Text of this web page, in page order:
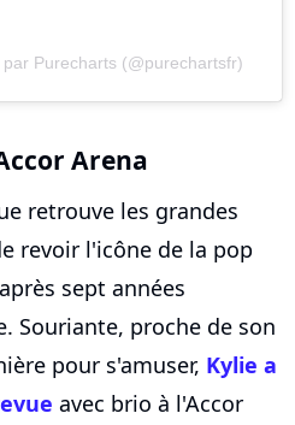
Purecharts (@purechartsfr)
Arena
retrouve les grandes
revoir l'icône de la pop
sept années
Souriante, proche de son
pour s'amuser, Kylie a
avec brio à l'Accor